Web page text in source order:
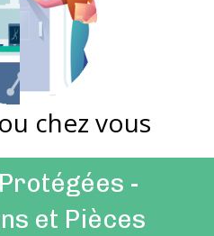
chez vous
-
et Pièces